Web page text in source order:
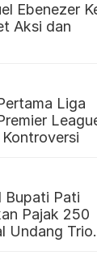
Ebenezer
Aksi dan
Liga
Bupati Pati
Pajak 250
Undang Trio